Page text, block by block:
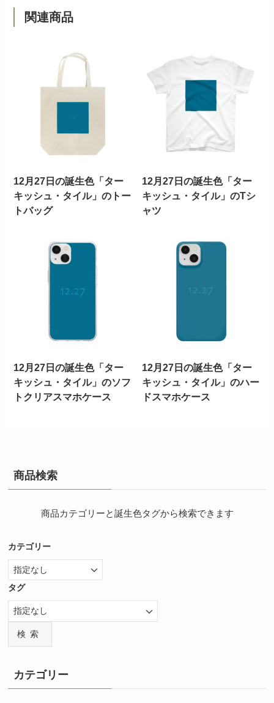
関連商品
12月27日の誕生色「ター
キッシュ・タイル」のトー
トバッグ
12月27日の誕生色「ター
キッシュ・タイル」のTシ
ャツ
12月27日の誕生色「ター
キッシュ・タイル」のソフ
トクリアスマホケース
12月27日の誕生色「ター
キッシュ・タイル」のハー
ドスマホケース
商品検索
商品カテゴリーと誕生色タグから検索できます
カテゴリー
タグ
検索
カテゴリー